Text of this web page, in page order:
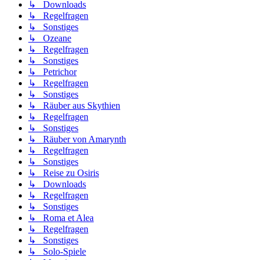
↳ Downloads
↳ Regelfragen
↳ Sonstiges
↳ Ozeane
↳ Regelfragen
↳ Sonstiges
↳ Petrichor
↳ Regelfragen
↳ Sonstiges
↳ Räuber aus Skythien
↳ Regelfragen
↳ Sonstiges
↳ Räuber von Amarynth
↳ Regelfragen
↳ Sonstiges
↳ Reise zu Osiris
↳ Downloads
↳ Regelfragen
↳ Sonstiges
↳ Roma et Alea
↳ Regelfragen
↳ Sonstiges
↳ Solo-Spiele